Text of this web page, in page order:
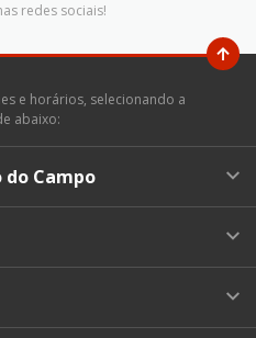
redes sociais!
e horários, selecionando a
abaixo:
do Campo